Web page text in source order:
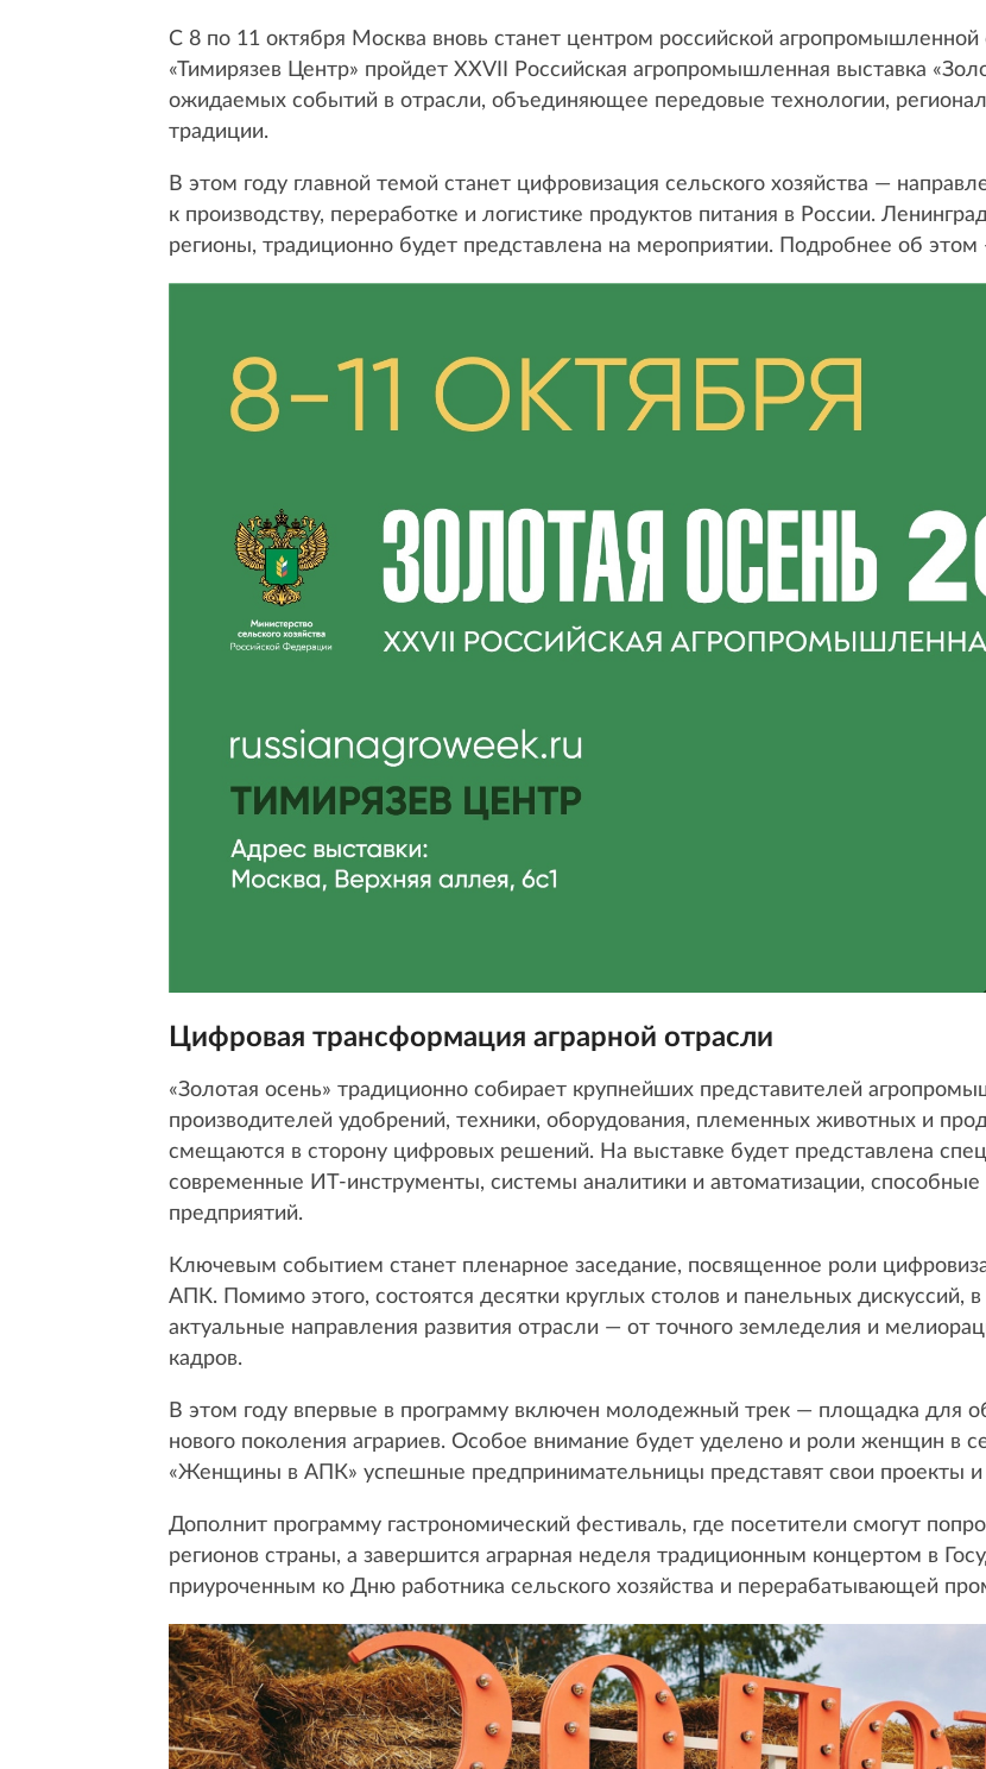
С 8 по 11 октября Москва вновь станет центром российской
«Тимирязев Центр» пройдет XXVII Российская агропромышленная выставка
ожидаемых событий в отрасли, объединяющее передовые технологии,
традиции.
В этом году главной темой станет цифровизация сельского хозяйства —
к производству, переработке и логистике продуктов питания в России.
регионы, традиционно будет представлена на мероприятии. Подробнее об
Цифровая трансформация аграрной отрасли
«Золотая осень» традиционно собирает крупнейших представителей
производителей удобрений, техники, оборудования, племенных животных и
смещаются в сторону цифровых решений. На выставке будет представлена
современные ИТ-инструменты, системы аналитики и автоматизации,
предприятий.
Ключевым событием станет пленарное заседание, посвященное роли
АПК. Помимо этого, состоятся десятки круглых столов и панельных дискуссий,
актуальные направления развития отрасли — от точного земледелия и
кадров.
В этом году впервые в программу включен молодежный трек — площадка для
нового поколения аграриев. Особое внимание будет уделено и роли женщин в
«Женщины в АПК» успешные предпринимательницы представят свои проекты и
Дополнит программу гастрономический фестиваль, где посетители смогут
регионов страны, а завершится аграрная неделя традиционным концертом в
приуроченным ко Дню работника сельского хозяйства и перерабатывающей